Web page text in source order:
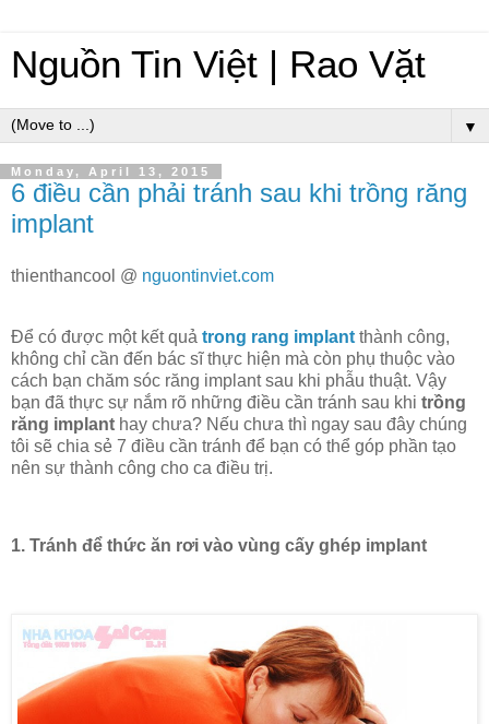
Nguồn Tin Việt | Rao Vặt
▼
Monday, April 13, 2015
6 điều cần phải tránh sau khi trồng răng
implant
thienthancool @ nguontinviet.com
Để có được một kết quả trong rang implant thành công,
không chỉ cần đến bác sĩ thực hiện mà còn phụ thuộc vào
cách bạn chăm sóc răng implant sau khi phẫu thuật. Vậy
bạn đã thực sự nắm rõ những điều cần tránh sau khi trồng
răng implant hay chưa? Nếu chưa thì ngay sau đây chúng
tôi sẽ chia sẻ 7 điều cần tránh để bạn có thể góp phần tạo
nên sự thành công cho ca điều trị.
1. Tránh để thức ăn rơi vào vùng cấy ghép implant